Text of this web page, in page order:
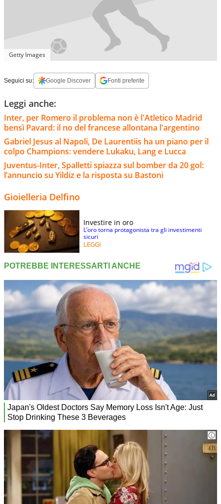
Getty Images
Seguici su: Google Discover Fonti preferite
Leggi anche:
Inter, per Romero il problema non è l'Atletico Madrid
bensì Pavard: il no del francese allontana l'argentino
Gabriel Jesus al Napoli, De Laurentiis ha un piano per il
colpo Champions: vendere Lukaku, Lang e Lucca
Juventus-Inter, Spalletti spiazza sul bomber da 20 gol:
l’annuncio su Yildiz e la risposta su Bastoni
Gioielleria Delfino
Investire in oro
L’oro torna protagonista tra gli investimenti
sicuri
LEGGI